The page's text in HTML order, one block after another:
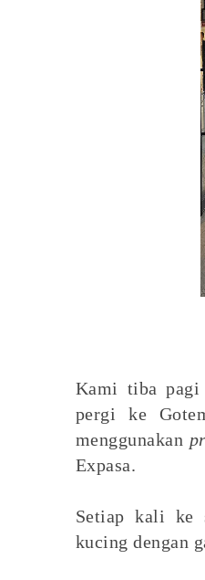
Kami tiba pagi
pergi ke
menggunakan
Expasa.
Setiap kali ke
kucing dengan